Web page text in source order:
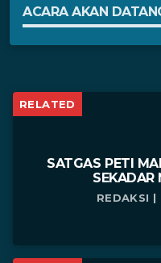
ACARA AKAN
RELATED
SATGAS PETI
SEKADAR
REDAKSI